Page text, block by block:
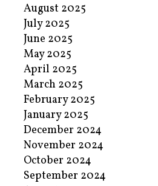
August 2025
July 2025
June 2025
May 2025
April 2025
March 2025
February 2025
January 2025
December 2024
November 2024
October 2024
September 2024